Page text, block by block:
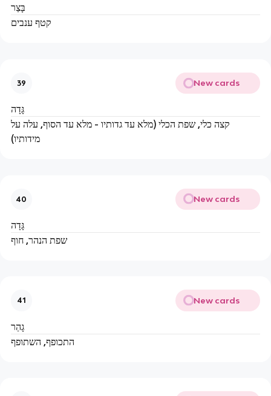
בָּצַר
קטף ענבים
39 New cards
גָּדָה
קצה כלי, שפת הכלי (מלא עד גדותיו - מלא עד הסוף, עלה על
מידותיו)
40 New cards
גָּדָה
שפת הנהר, חוף
41 New cards
גָהַר
התכופף, השתופף